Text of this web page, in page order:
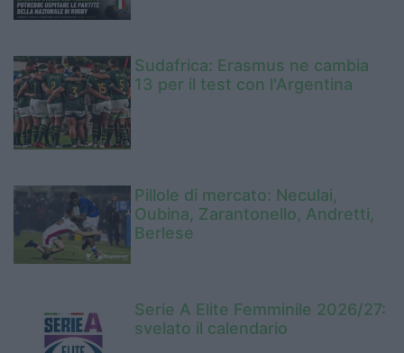
Sudafrica: Erasmus ne cambia
13 per il test con l'Argentina
Pillole di mercato: Neculai,
Oubina, Zarantonello, Andretti,
Berlese
Serie A Elite Femminile 2026/27:
svelato il calendario